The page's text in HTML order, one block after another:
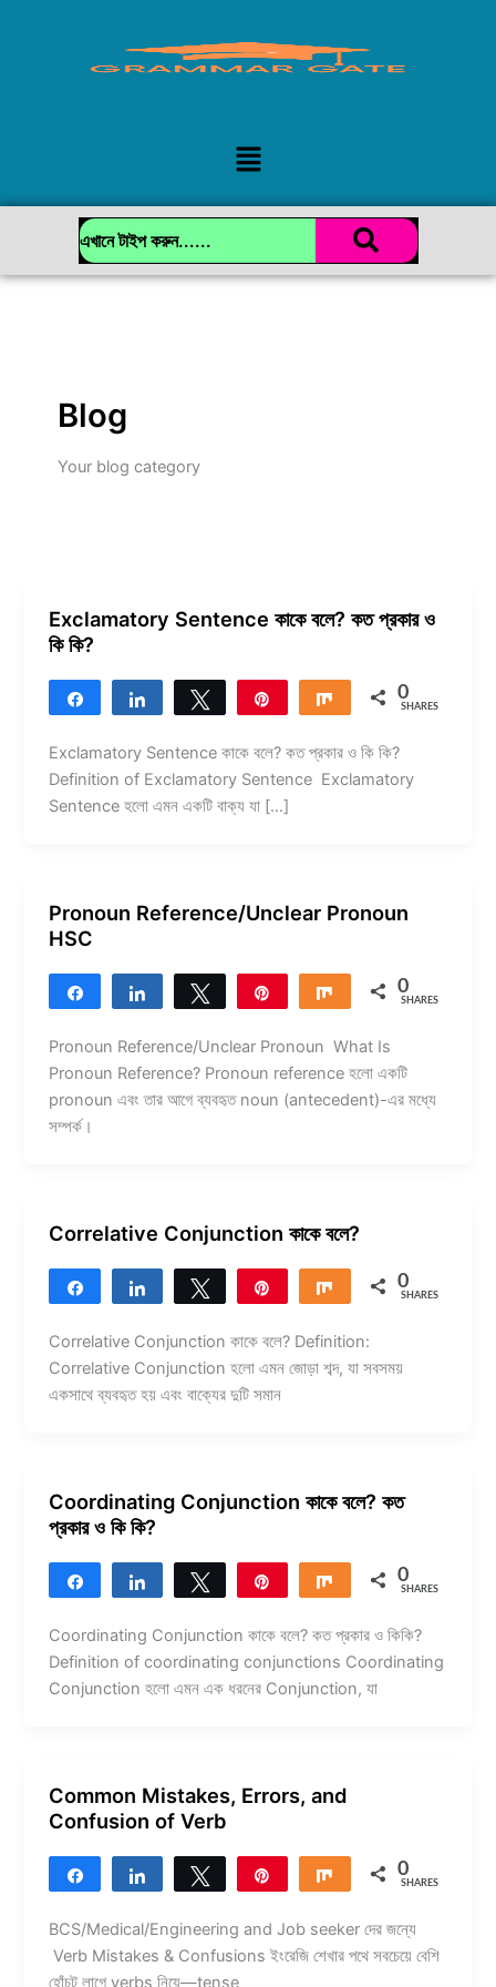
Menu
Blog
Your blog category
Exclamatory Sentence কাকে বলে? কত প্রকার ও
কি কি?
Share Share Tweet Share 0
SHARES
Exclamatory Sentence কাকে বলে? কত প্রকার ও কি কি?
Definition of Exclamatory Sentence Exclamatory
Sentence হলো এমন একটি বাক্য যা […]
Pronoun Reference/Unclear Pronoun
HSC
Share Share Tweet Share 0
SHARES
Pronoun Reference/Unclear Pronoun What Is
Pronoun Reference? Pronoun reference হলো একটি
pronoun এবং তার আগে ব্যবহৃত noun (antecedent)-এর মধ্যে
সম্পর্ক।
Correlative Conjunction কাকে বলে?
Share Share Tweet Share 0
SHARES
Correlative Conjunction কাকে বলে? Definition:
Correlative Conjunction হলো এমন জোড়া শব্দ, যা সবসময়
একসাথে ব্যবহৃত হয় এবং বাক্যের দুটি সমান
Coordinating Conjunction কাকে বলে? কত
প্রকার ও কি কি?
Share Share Tweet Share 0
SHARES
Coordinating Conjunction কাকে বলে? কত প্রকার ও কিকি?
Definition of coordinating conjunctions Coordinating
Conjunction হলো এমন এক ধরনের Conjunction, যা
Common Mistakes, Errors, and
Confusion of Verb
Share Share Tweet Share 0
SHARES
BCS/Medical/Engineering and Job seeker দের জন্যে
Verb Mistakes & Confusions ইংরেজি শেখার পথে সবচেয়ে বেশি
হোঁচট লাগে verbs নিয়ে—tense